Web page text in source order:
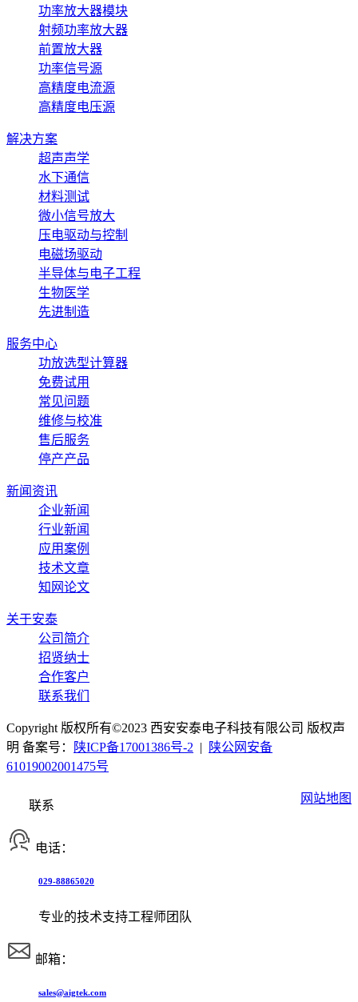
功率放大器模块
射频功率放大器
前置放大器
功率信号源
高精度电流源
高精度电压源
解决方案
超声声学
水下通信
材料测试
微小信号放大
压电驱动与控制
电磁场驱动
半导体与电子工程
生物医学
先进制造
服务中心
功放选型计算器
免费试用
常见问题
维修与校准
售后服务
停产产品
新闻资讯
企业新闻
行业新闻
应用案例
技术文章
知网论文
关于安泰
公司简介
招贤纳士
合作客户
联系我们
Copyright 版权所有©2023 西安安泰电子科技有限公司 版权声
明 备案号：
陕ICP备17001386号-2 |
陕公网安备
61019002001475号
网站地图
联系
电话：
029-88865020
专业的技术支持工程师团队
邮箱：
sales@aigtek.com